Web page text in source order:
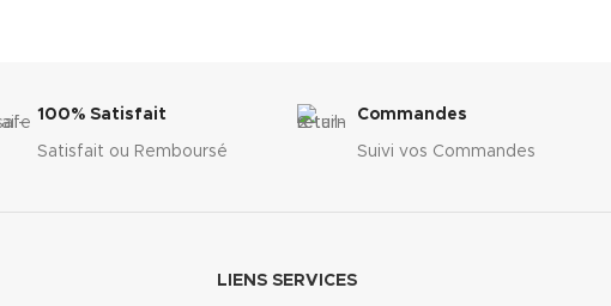
100% Satisfait
Satisfait ou Remboursé
Commandes
Suivi vos Commandes
LIENS SERVICES